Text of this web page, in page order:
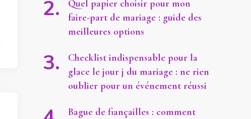
Quel papier choisir pour mon
faire-part de mariage : guide des
meilleures options
Checklist indispensable pour la
glace le jour j du mariage : ne rien
oublier pour un événement réussi
Bague de fiançailles : comment